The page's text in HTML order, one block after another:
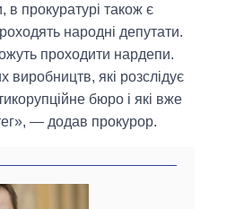
в прокуратурі також є
народні депутати.
проходити нардепи.
виробництв, які розслідує
бюро і які вже
— додав прокурор.